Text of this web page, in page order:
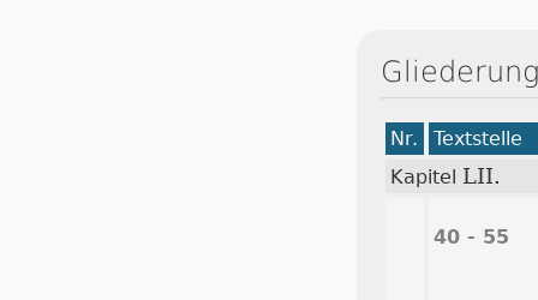
Nr.
Textstelle
Kapitel LII.
40 - 55